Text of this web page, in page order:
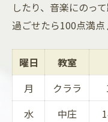
したり、音楽にのっ
過ごせたら100点満
曜日 教室
月
クララ
水
中庄